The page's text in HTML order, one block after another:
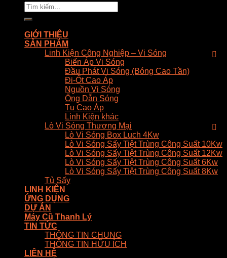
Tìm
kiếm:
GIỚI THIỆU
SẢN PHẨM
Linh Kiện Công Nghiệp – Vi Sóng
Biến Áp Vi Sóng
Đầu Phát Vi Sóng (Bóng Cao Tần)
Đi-Ốt Cao Áp
Nguồn Vi Sóng
Ống Dẫn Sóng
Tụ Cao Áp
Linh Kiện khác
Lò Vi Sóng Thương Mại
Lò Vi Sóng Box Luch 4Kw
Lò Vi Sóng Sấy Tiệt Trùng Công Suất 10Kw
Lò Vi Sóng Sấy Tiệt Trùng Công Suất 12Kw
Lò Vi Sóng Sấy Tiệt Trùng Công Suất 6Kw
Lò Vi Sóng Sấy Tiệt Trùng Công Suất 8Kw
Tủ Sấy
LINH KIỆN
ỨNG DỤNG
DỰ ÁN
Máy Cũ Thanh Lý
TIN TỨC
THÔNG TIN CHUNG
THÔNG TIN HỮU ÍCH
LIÊN HỆ